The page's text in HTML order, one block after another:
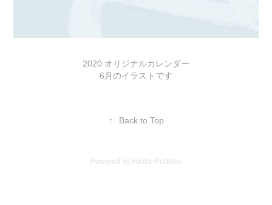
2020 オリジナルカレンダー
6月のイラストです
↑ Back to Top
Powered byAdobe Portfolio